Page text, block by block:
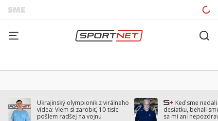
Ukrajinský olympionik z virálneho
videa: Viem si zarobiť, 10-tisíc
pošlem radšej na vojnu
Keď sme
desiatku, behali
sa mi ani